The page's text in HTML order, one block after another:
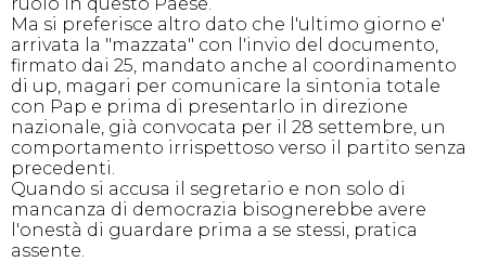
Ma si preferisce altro dato che l'ultimo giorno e'
arrivata la "mazzata" con l'invio del documento,
firmato dai 25, mandato anche al coordinamento
di up, magari per comunicare la sintonia totale
con Pap e prima di presentarlo in direzione
nazionale, già convocata per il 28 settembre, un
comportamento irrispettoso verso il partito senza
precedenti.
Quando si accusa il segretario e non solo di
mancanza di democrazia bisognerebbe avere
l'onestà di guardare prima a se stessi, pratica
assente.